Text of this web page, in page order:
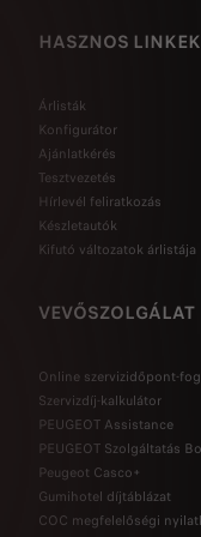
HASZNOS LINKEK
Árlisták
Konfigurátor
Ajánlatkérés
Tesztvezetés
Hírlevél feliratkozás
Készletautók
Kifutó változatok árlistája
VEVŐSZOLGÁLAT
Online szervizidőpont-
Szervizdíj-kalkulátor
PEUGEOT Assistance
PEUGEOT Szolgáltatás
Peugeot Casco+
Gumihotel díjtáblázat
COC megfelelőségi